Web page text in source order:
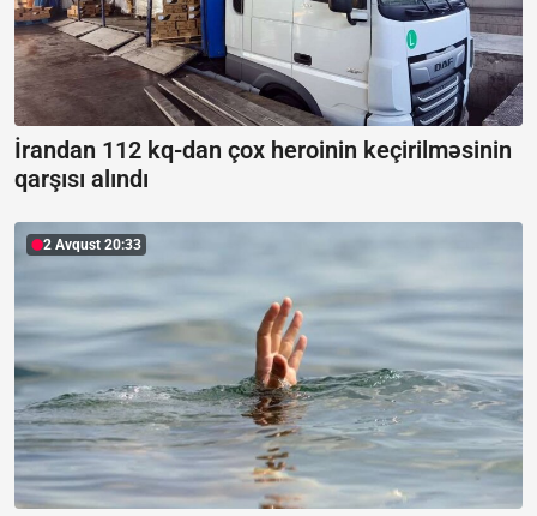
İrandan 112 kq-dan çox heroinin keçirilməsinin
qarşısı alındı
2 Avqust 20:33